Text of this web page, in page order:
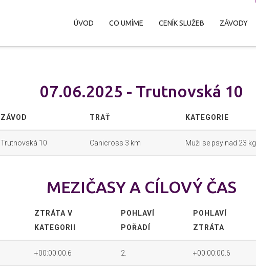
ÚVOD CO UMÍME CENÍK SLUŽEB ZÁVODY
07.06.2025 - Trutnovská 10
ZÁVOD TRAŤ KATEGORIE
Trutnovská 10 Canicross 3 km Muži se psy nad 23 kg
MEZIČASY A CÍLOVÝ ČAS
ZTRÁTA V
KATEGORII
POHLAVÍ
POŘADÍ
POHLAVÍ
ZTRÁTA
+00:00:00.6 2. +00:00:00.6